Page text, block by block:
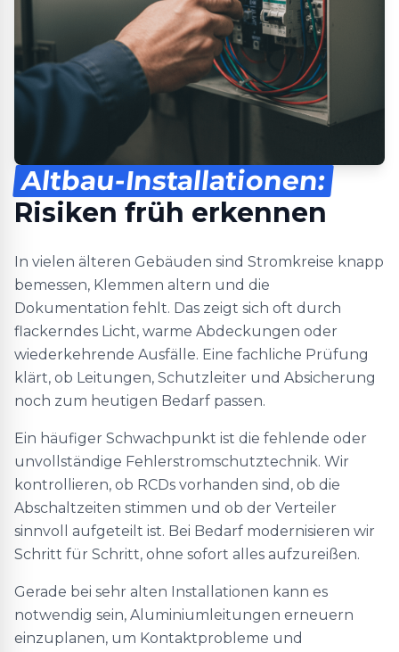
Altbau-Installationen:
Risiken früh erkennen
In vielen älteren Gebäuden sind Stromkreise knapp
bemessen, Klemmen altern und die
Dokumentation fehlt. Das zeigt sich oft durch
flackerndes Licht, warme Abdeckungen oder
wiederkehrende Ausfälle. Eine fachliche Prüfung
klärt, ob Leitungen, Schutzleiter und Absicherung
noch zum heutigen Bedarf passen.
Ein häufiger Schwachpunkt ist die fehlende oder
unvollständige Fehlerstromschutztechnik. Wir
kontrollieren, ob RCDs vorhanden sind, ob die
Abschaltzeiten stimmen und ob der Verteiler
sinnvoll aufgeteilt ist. Bei Bedarf modernisieren wir
Schritt für Schritt, ohne sofort alles aufzureißen.
Gerade bei sehr alten Installationen kann es
notwendig sein, Aluminiumleitungen erneuern
einzuplanen, um Kontaktprobleme und